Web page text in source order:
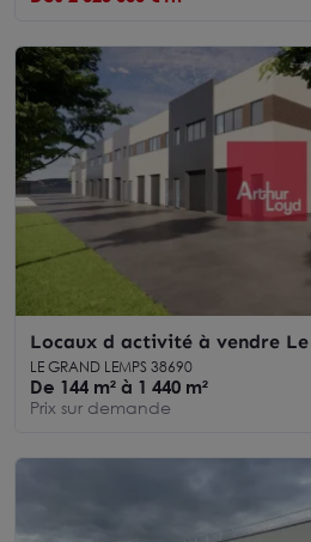
Locaux d activité à vendre Le
divisibles à partir de 144 m²
LE GRAND LEMPS 38690
De 144 m² à 1 440 m²
Prix sur demande